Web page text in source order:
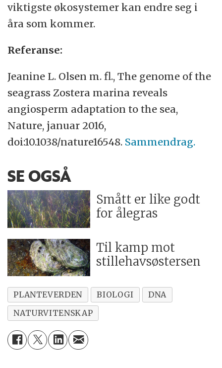
viktigste økosystemer kan endre seg i
åra som kommer.
Referanse:
Jeanine L. Olsen m. fl., The genome of the
seagrass Zostera marina reveals
angiosperm adaptation to the sea,
Nature, januar 2016,
doi:10.1038/nature16548. Sammendrag.
SE OGSÅ
Smått er like godt
for ålegras
Til kamp mot
stillehavsøstersen
PLANTEVERDEN BIOLOGI
DNA
NATURVITENSKAP